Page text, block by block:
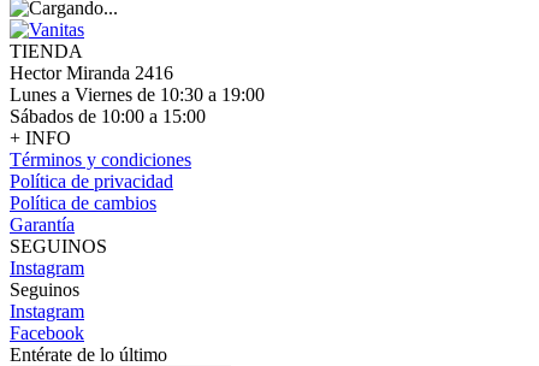
TIENDA
Hector Miranda 2416
Lunes a Viernes de 10:30 a 19:00
Sábados de 10:00 a 15:00
+ INFO
Términos y condiciones
Política de privacidad
Política de cambios
Garantía
SEGUINOS
Instagram
Seguinos
Instagram
Facebook
Entérate de lo último